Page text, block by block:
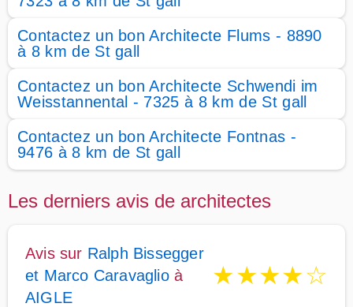
Contactez un bon Architecte Flums - 8890
à 8 km de St gall
Contactez un bon Architecte Schwendi im
Weisstannental - 7325 à 8 km de St gall
Contactez un bon Architecte Fontnas -
9476 à 8 km de St gall
Les derniers avis de architectes
Avis sur Ralph Bissegger
et Marco Caravaglioà
AIGLE
★★★★☆